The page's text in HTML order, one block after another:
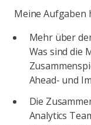
Meine Aufgaben
Mehr über
Was sind die
Ahead- und
Die
Analytics